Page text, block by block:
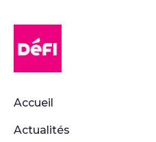
Accueil
Actualités